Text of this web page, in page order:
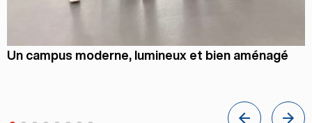
Un campus moderne, lumineux et bien aménagé